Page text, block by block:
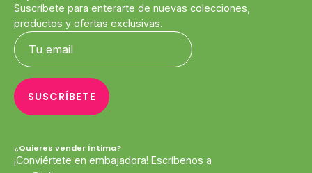
Suscríbete para enterarte de nuevas colecciones,
productos y ofertas exclusivas.
SUSCRÍBETE
¿Quieres vender Íntima?
¡Conviértete en embajadora! Escríbenos a